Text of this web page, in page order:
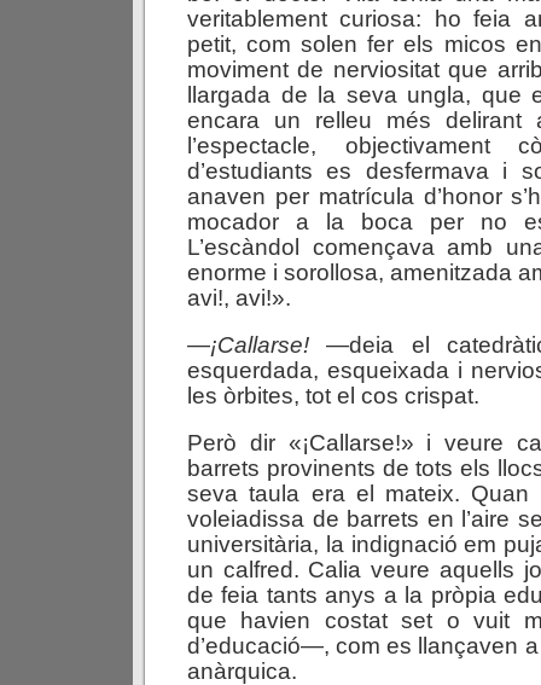
veritablement curiosa: ho feia
petit, com solen fer els micos
moviment de nerviositat que
llargada de la seva ungla, que
encara un relleu més delirant
l’espectacle, objectivament
d’estudiants es desfermava i
anaven per matrícula d’honor
mocador a la boca per no
L’escàndol començava amb
enorme i sorollosa, amenitzada
avi!, avi!».
—¡Callarse! —deia el
esquerdada, esqueixada i
les òrbites, tot el cos crispat.
Però dir «¡Callarse!» i veure
barrets provinents de tots els
seva taula era el mateix. Quan
voleiadissa de barrets en l’aire
universitària, la indignació em
un calfred. Calia veure aquells
de feia tants anys a la pròpia
que havien costat set o vuit
d’educació—, com es llançaven
anàrquica.